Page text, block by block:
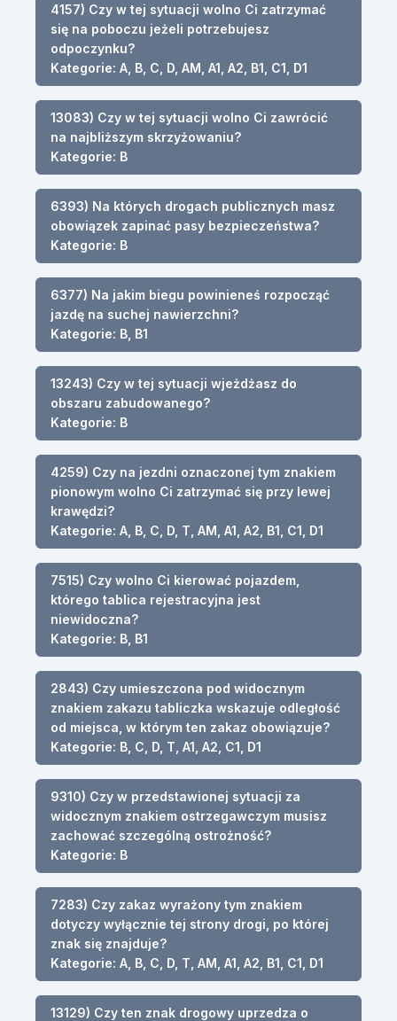
4157) Czy w tej sytuacji wolno Ci zatrzymać
się na poboczu jeżeli potrzebujesz
odpoczynku?
Kategorie: A, B, C, D, AM, A1, A2, B1, C1, D1
13083) Czy w tej sytuacji wolno Ci zawrócić
na najbliższym skrzyżowaniu?
Kategorie: B
6393) Na których drogach publicznych masz
obowiązek zapinać pasy bezpieczeństwa?
Kategorie: B
6377) Na jakim biegu powinieneś rozpocząć
jazdę na suchej nawierzchni?
Kategorie: B, B1
13243) Czy w tej sytuacji wjeżdżasz do
obszaru zabudowanego?
Kategorie: B
4259) Czy na jezdni oznaczonej tym znakiem
pionowym wolno Ci zatrzymać się przy lewej
krawędzi?
Kategorie: A, B, C, D, T, AM, A1, A2, B1, C1, D1
7515) Czy wolno Ci kierować pojazdem,
którego tablica rejestracyjna jest
niewidoczna?
Kategorie: B, B1
2843) Czy umieszczona pod widocznym
znakiem zakazu tabliczka wskazuje odległość
od miejsca, w którym ten zakaz obowiązuje?
Kategorie: B, C, D, T, A1, A2, C1, D1
9310) Czy w przedstawionej sytuacji za
widocznym znakiem ostrzegawczym musisz
zachować szczególną ostrożność?
Kategorie: B
7283) Czy zakaz wyrażony tym znakiem
dotyczy wyłącznie tej strony drogi, po której
znak się znajduje?
Kategorie: A, B, C, D, T, AM, A1, A2, B1, C1, D1
13129) Czy ten znak drogowy uprzedza o